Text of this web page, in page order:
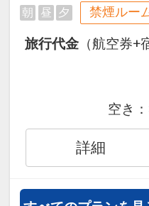
にも最適！
旅行期間中
泊・飛び泊な
フライトは
JALグルー
ル50%貯ま
オプションで
通・体験プ
約）が可能な
朝 昼 夕 禁煙ルー
旅行代金 （航空券
空き：
詳細